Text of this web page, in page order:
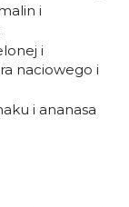
i
i
naciowego i
i ananasa